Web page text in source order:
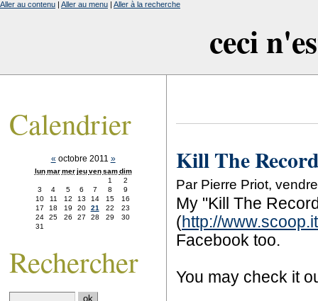
ceci
Aller au contenu | Aller au menu | Aller à la recherche
Kill The
Par Pierre Priot,
My "Kill The
(http://
Facebook too.
You may check it
Calendrier
« octobre 2011 »
lun mar mer jeu ven sam dim
1
2
3
4 5 6 7 8
9
10
11 12 13 14 15
16
17
18 19 20 21 22
23
24
25 26 27 28 29
30
31
Rechercher